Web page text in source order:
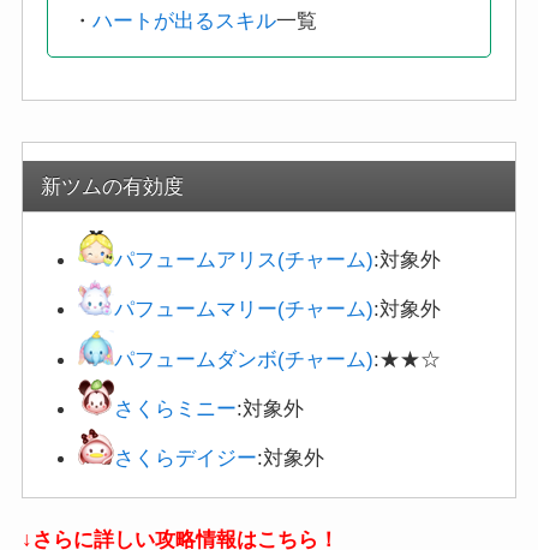
・ ハートが出るスキル一覧
新ツムの有効度
パフュームアリス(チャーム):対象外
パフュームマリー(チャーム):対象外
パフュームダンボ(チャーム):★★☆
さくらミニー:対象外
さくらデイジー:対象外
↓さらに詳しい攻略情報はこちら！